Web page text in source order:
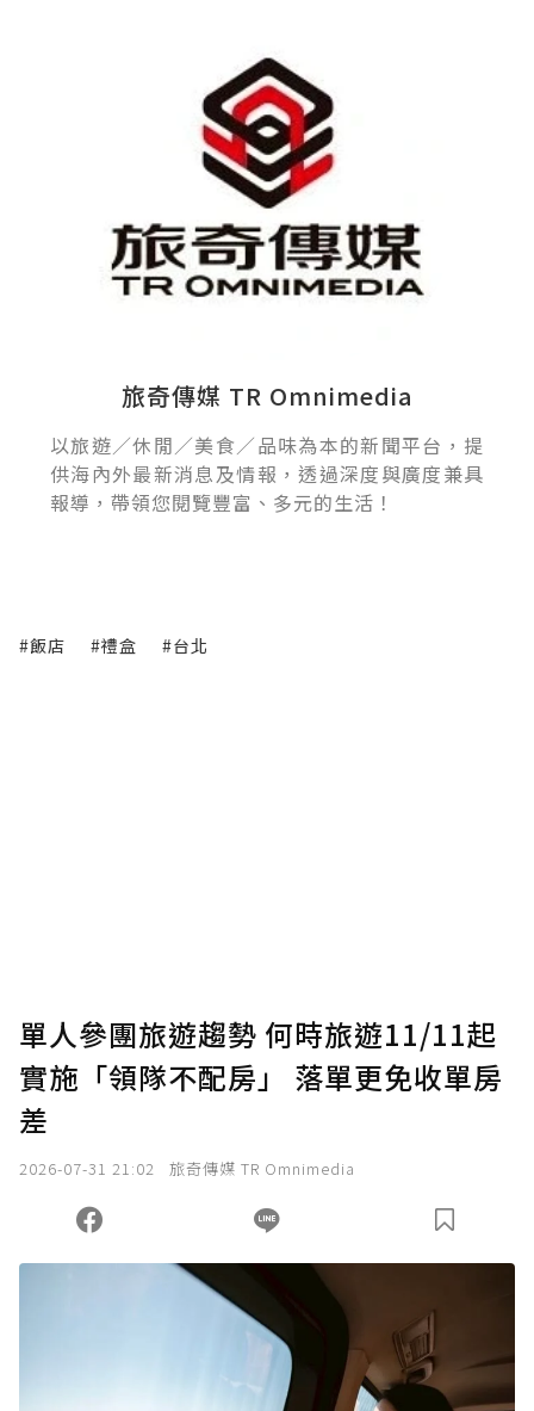
旅奇傳媒 TR Omnimedia
以旅遊／休閒／美食／品味為本的新聞平台，提
供海內外最新消息及情報，透過深度與廣度兼具
報導，帶領您閱覽豐富、多元的生活！
#飯店 #禮盒 #台北
單人參團旅遊趨勢 何時旅遊11/11起
實施「領隊不配房」 落單更免收單房
差
2026-07-31 21:02 旅奇傳媒 TR Omnimedia